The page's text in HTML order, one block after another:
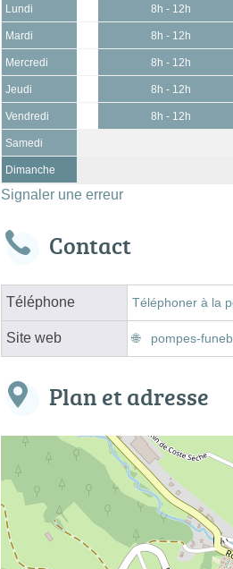
Lundi 8h - 12h
Mardi 8h - 12h
Mercredi 8h - 12h
Jeudi 8h - 12h
Vendredi 8h - 12h
Samedi
Dimanche
Signaler une erreur
Contact
Téléphone Téléphoner à la
Site web pompes-
Plan et adresse